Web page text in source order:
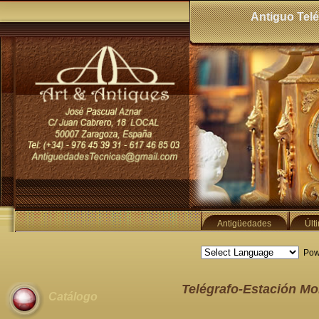
Antiguo
Antigüedades
Catálogo
Telégrafo-Estación